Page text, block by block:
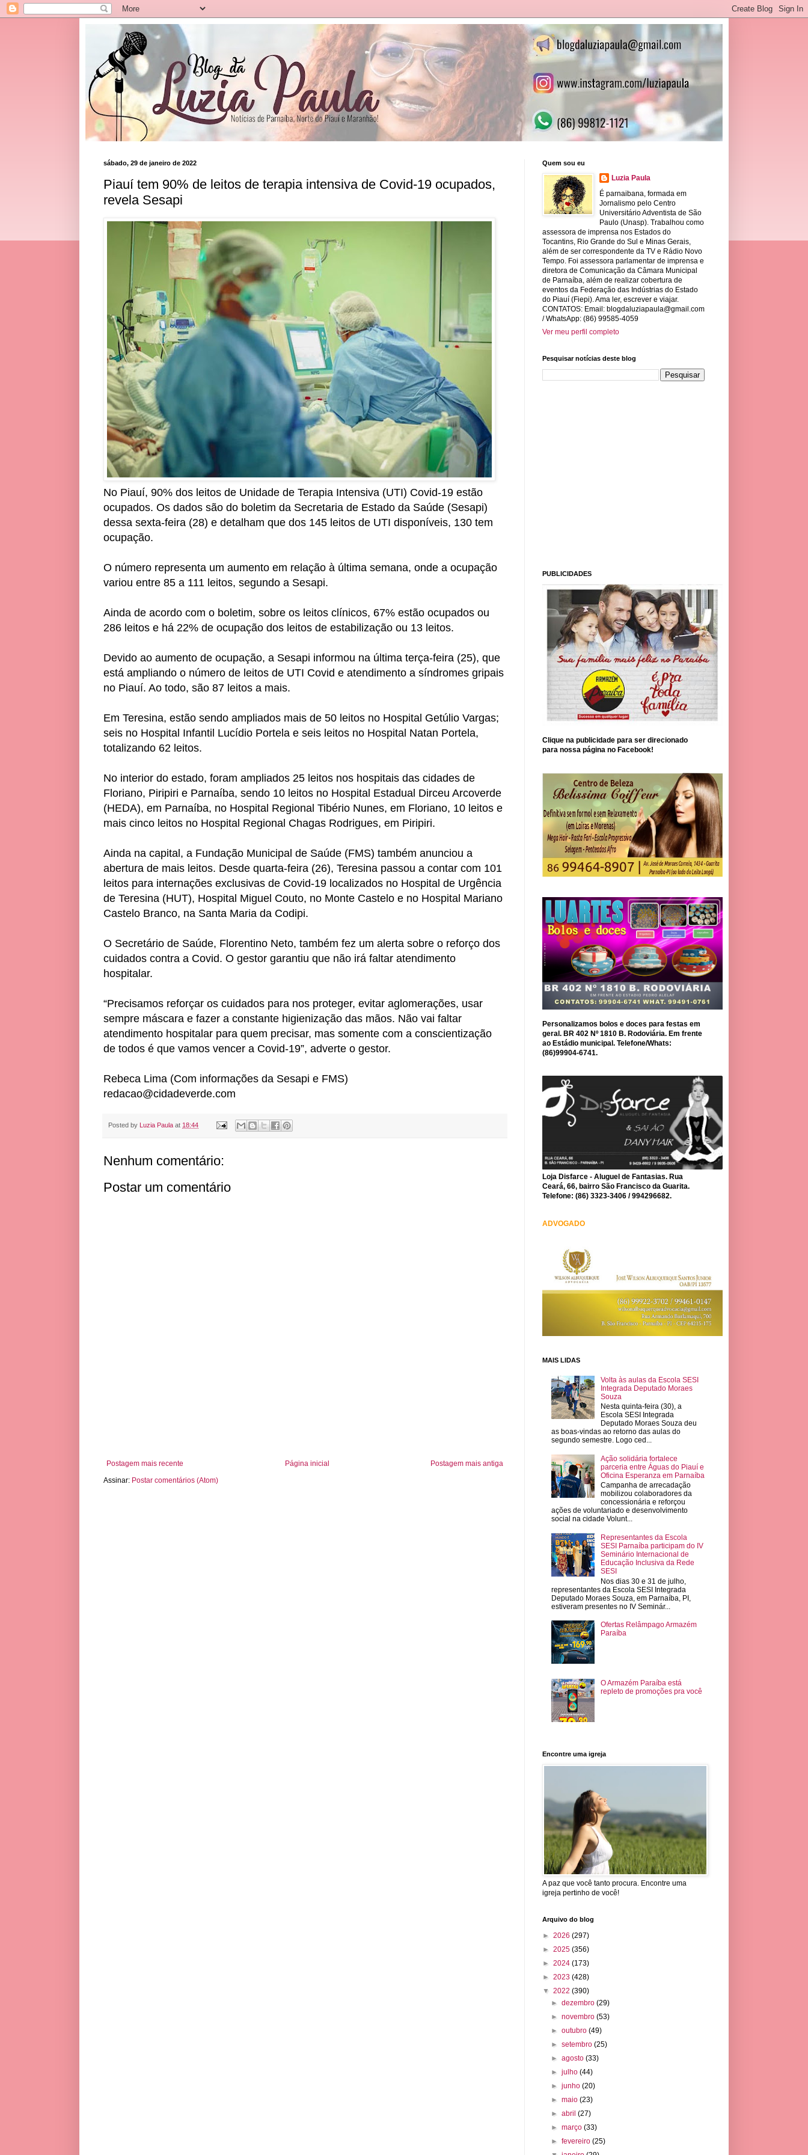
sábado, 29 de janeiro de 2022
Piauí tem 90% de leitos de terapia intensiva de Covid-19 ocupados,
revela Sesapi
No Piauí, 90% dos leitos de Unidade de Terapia Intensiva (UTI) Covid-19 estão
ocupados. Os dados são do boletim da Secretaria de Estado da Saúde (Sesapi)
dessa sexta-feira (28) e detalham que dos 145 leitos de UTI disponíveis, 130 tem
ocupação.
O número representa um aumento em relação à última semana, onde a ocupação
variou entre 85 a 111 leitos, segundo a Sesapi.
Ainda de acordo com o boletim, sobre os leitos clínicos, 67% estão ocupados ou
286 leitos e há 22% de ocupação dos leitos de estabilização ou 13 leitos.
Devido ao aumento de ocupação, a Sesapi informou na última terça-feira (25), que
está ampliando o número de leitos de UTI Covid e atendimento a síndromes gripais
no Piauí. Ao todo, são 87 leitos a mais.
Em Teresina, estão sendo ampliados mais de 50 leitos no Hospital Getúlio Vargas;
seis no Hospital Infantil Lucídio Portela e seis leitos no Hospital Natan Portela,
totalizando 62 leitos.
No interior do estado, foram ampliados 25 leitos nos hospitais das cidades de
Floriano, Piripiri e Parnaíba, sendo 10 leitos no Hospital Estadual Dirceu Arcoverde
(HEDA), em Parnaíba, no Hospital Regional Tibério Nunes, em Floriano, 10 leitos e
mais cinco leitos no Hospital Regional Chagas Rodrigues, em Piripiri.
Ainda na capital, a Fundação Municipal de Saúde (FMS) também anunciou a
abertura de mais leitos. Desde quarta-feira (26), Teresina passou a contar com 101
leitos para internações exclusivas de Covid-19 localizados no Hospital de Urgência
de Teresina (HUT), Hospital Miguel Couto, no Monte Castelo e no Hospital Mariano
Castelo Branco, na Santa Maria da Codipi.
O Secretário de Saúde, Florentino Neto, também fez um alerta sobre o reforço dos
cuidados contra a Covid. O gestor garantiu que não irá faltar atendimento
hospitalar.
“Precisamos reforçar os cuidados para nos proteger, evitar aglomerações, usar
sempre máscara e fazer a constante higienização das mãos. Não vai faltar
atendimento hospitalar para quem precisar, mas somente com a conscientização
de todos é que vamos vencer a Covid-19”, adverte o gestor.
Rebeca Lima (Com informações da Sesapi e FMS)
redacao@cidadeverde.com
Posted by Luzia Paula at 18:44
Nenhum comentário:
Postar um comentário
Postagem mais recente Postagem mais antiga
Página inicial
Assinar: Postar comentários (Atom)
Quem sou eu
Luzia Paula
É parnaibana, formada em
Jornalismo pelo Centro
Universitário Adventista de São
Paulo (Unasp). Trabalhou como
assessora de imprensa nos Estados do
Tocantins, Rio Grande do Sul e Minas Gerais,
além de ser correspondente da TV e Rádio Novo
Tempo. Foi assessora parlamentar de imprensa e
diretora de Comunicação da Câmara Municipal
de Parnaíba, além de realizar cobertura de
eventos da Federação das Indústrias do Estado
do Piauí (Fiepi). Ama ler, escrever e viajar.
CONTATOS: Email: blogdaluziapaula@gmail.com
/ WhatsApp: (86) 99585-4059
Ver meu perfil completo
Pesquisar notícias deste blog
PUBLICIDADES
Clique na publicidade para ser direcionado
para nossa página no Facebook!
Personalizamos bolos e doces para festas em
geral. BR 402 Nº 1810 B. Rodoviária. Em frente
ao Estádio municipal. Telefone/Whats:
(86)99904-6741.
Loja Disfarce - Aluguel de Fantasias. Rua
Ceará, 66, bairro São Francisco da Guarita.
Telefone: (86) 3323-3406 / 994296682.
ADVOGADO
MAIS LIDAS
Volta às aulas da Escola SESI
Integrada Deputado Moraes
Souza
Nesta quinta-feira (30), a
Escola SESI Integrada
Deputado Moraes Souza deu
as boas-vindas ao retorno das aulas do
segundo semestre. Logo ced...
Ação solidária fortalece
parceria entre Águas do Piauí e
Oficina Esperanza em Parnaíba
Campanha de arrecadação
mobilizou colaboradores da
concessionária e reforçou
ações de voluntariado e desenvolvimento
social na cidade Volunt...
Representantes da Escola
SESI Parnaíba participam do IV
Seminário Internacional de
Educação Inclusiva da Rede
SESI
Nos dias 30 e 31 de julho,
representantes da Escola SESI Integrada
Deputado Moraes Souza, em Parnaíba, PI,
estiveram presentes no IV Seminár...
Ofertas Relâmpago Armazém
Paraíba
O Armazém Paraíba está
repleto de promoções pra você
Encontre uma igreja
A paz que você tanto procura. Encontre uma
igreja pertinho de você!
Arquivo do blog
► 2026 (297)
► 2025 (356)
► 2024 (173)
► 2023 (428)
▼ 2022 (390)
►dezembro(29)
►novembro(53)
►outubro(49)
►setembro(25)
►agosto(33)
►julho(44)
►junho(20)
►maio(23)
►abril(27)
►março(33)
►fevereiro(25)